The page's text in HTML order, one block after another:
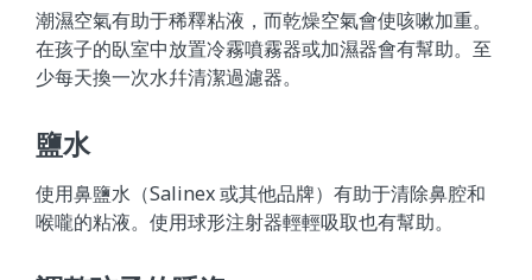
潮濕空氣有助于稀釋粘液，而乾燥空氣會使咳嗽加重。
在孩子的臥室中放置冷霧噴霧器或加濕器會有幫助。至
少每天換一次水幷清潔過濾器。
鹽水
使用鼻鹽水（Salinex 或其他品牌）有助于清除鼻腔和
喉嚨的粘液。使用球形注射器輕輕吸取也有幫助。